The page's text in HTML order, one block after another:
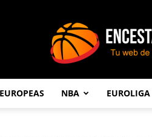
NBA EUROLIGA